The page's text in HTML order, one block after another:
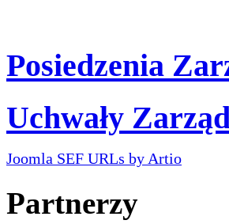
Posiedzenia
Uchwały
Joomla SEF URLs by Artio
Partnerzy